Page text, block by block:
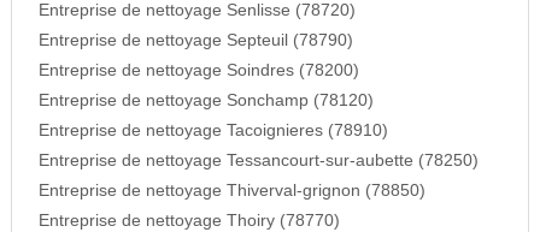
Entreprise de nettoyage Senlisse (78720)
Entreprise de nettoyage Septeuil (78790)
Entreprise de nettoyage Soindres (78200)
Entreprise de nettoyage Sonchamp (78120)
Entreprise de nettoyage Tacoignieres (78910)
Entreprise de nettoyage Tessancourt-sur-aubette (78250)
Entreprise de nettoyage Thiverval-grignon (78850)
Entreprise de nettoyage Thoiry (78770)